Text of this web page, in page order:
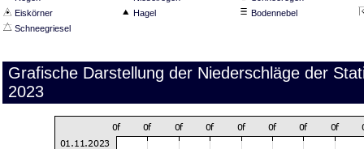
Eiskörner
Hagel
Bodennebel
Schneegriesel
Grafische Darstellung der Niederschläge der
2023